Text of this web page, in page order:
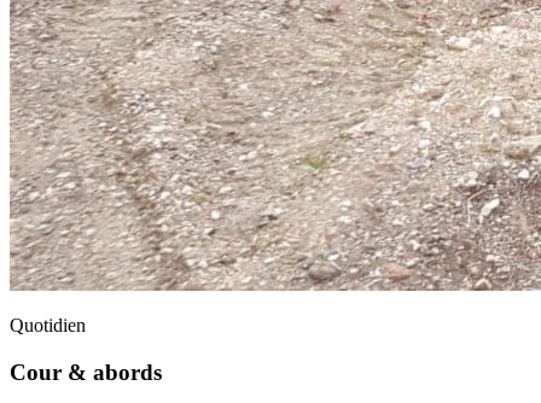
Quotidien
Cour & abords